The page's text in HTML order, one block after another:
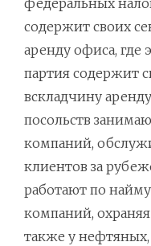
федеральных
содержит своих
аренду офиса, где
партия содержит
вскладчину
посольств
компаний,
клиентов за
работают по
компаний,
также у